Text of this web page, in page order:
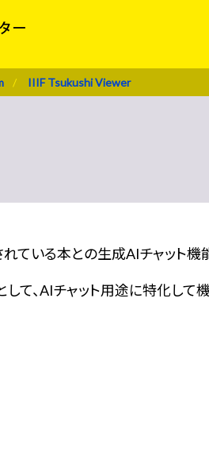
IIIF Tsukushi Viewer
ている本との生成AIチャット機
して、AIチャット用途に特化して